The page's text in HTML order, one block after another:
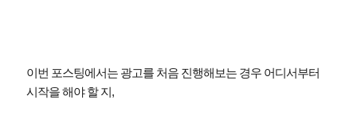
이번 포스팅에서는 광고를 처음 진행해보는 경우 어디서부터
시작을 해야 할 지 ,